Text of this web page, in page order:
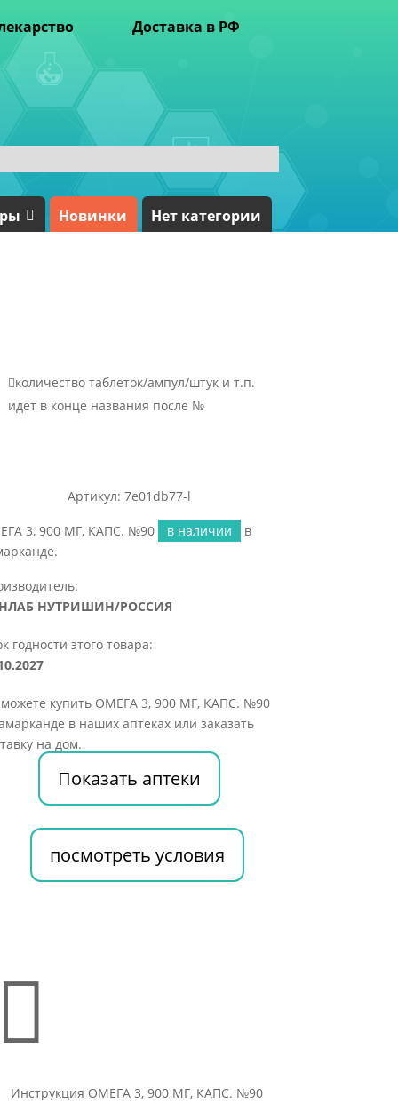
Доставка в РФ
Новинки Нет категории
количество таблеток/ампул/штук и т.п.
идет в конце названия после №
Артикул: 7e01db77-l
3, 900 МГ, КАПС. №90 в наличии
в
НУТРИШИН/РОССИЯ
годности этого товара:
купить ОМЕГА 3, 900 МГ, КАПС. №90
в наших аптеках или заказать
на дом.
Показать аптеки
посмотреть условия
Инструкция ОМЕГА 3, 900 МГ, КАПС. №90